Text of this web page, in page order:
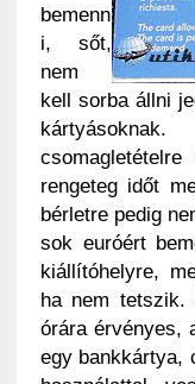
bemenn
i, sőt,
nem
kell sorba állni
rengeteg időt
bérletre pedig
sok euróért
kiállítóhelyre,
ha nem
órára érvényes,
egy bankkártya,